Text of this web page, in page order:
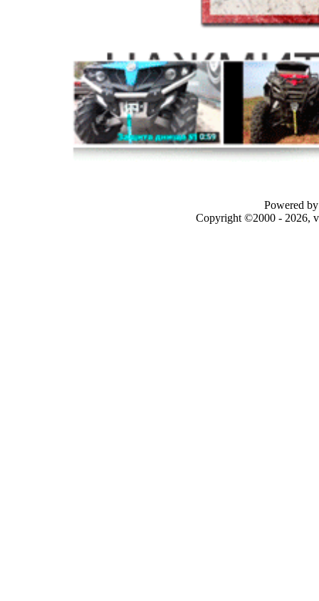
Powered
Copyright ©2000 - 2026,